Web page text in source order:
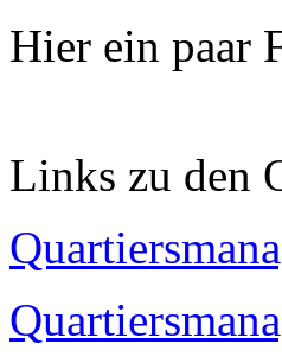
Hier ein paar
Links zu den